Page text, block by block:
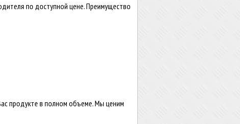
по доступной цене. Преимущество
продукте в полном объеме. Мы ценим